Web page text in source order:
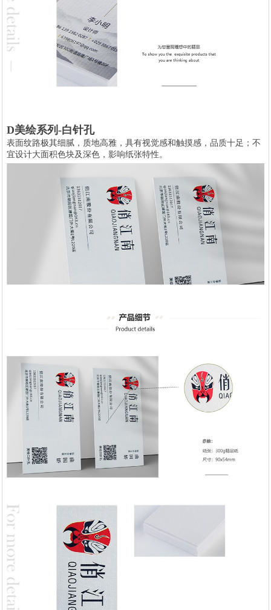
D美绘系列-白针孔
表面纹路极其细腻，质地高雅，具有视觉感和触摸感，品质十足；不
宜设计大面积色块及深色，影响纸张特性。